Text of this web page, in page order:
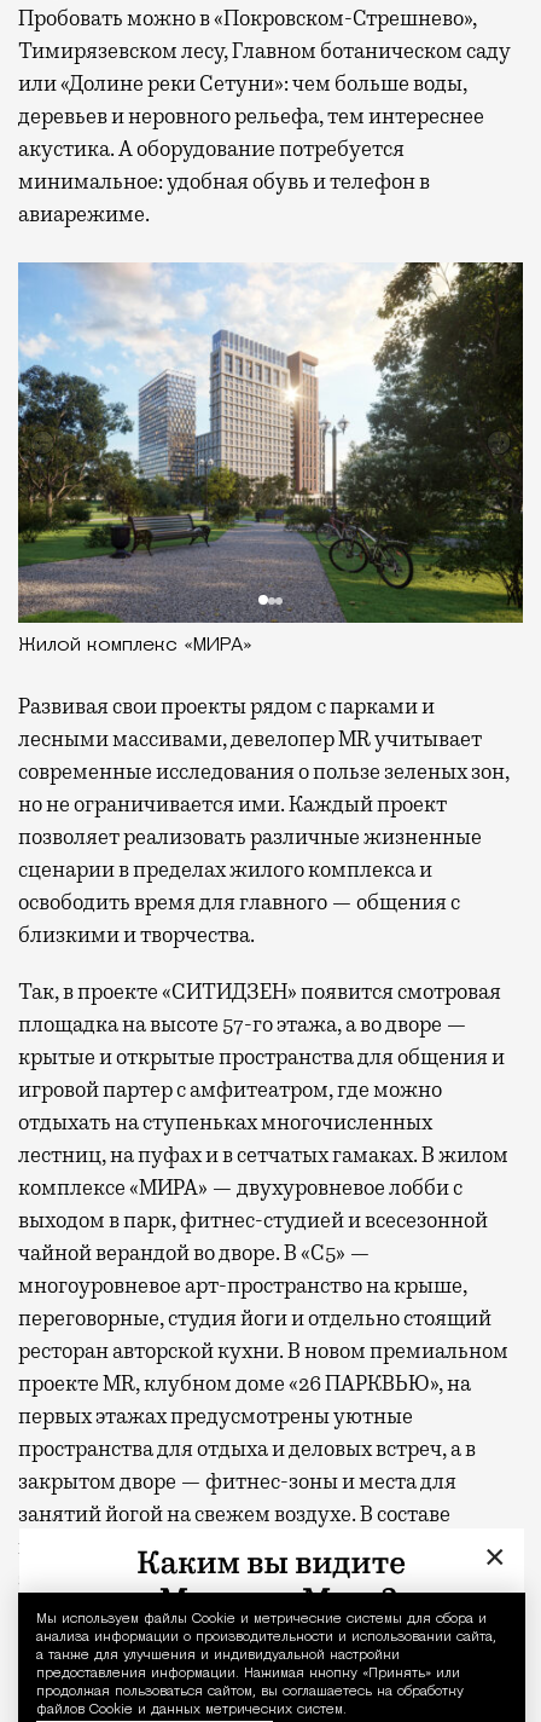
Уведомление
Мы используем файлы Сookie и метрические системы для сбора и
анализа информации о производительности и использовании сайта,
а также для улучшения и индивидуальной настройки
предоставления информации. Нажимая кнопку «Принять» или
продолжая пользоваться сайтом, вы соглашаетесь на обработку
файлов Cookie и данных метрических систем.
Пробовать можно в «Покровском-Стрешнево»,
Тимирязевском лесу, Главном ботаническом саду
или «Долине реки Сетуни»: чем больше воды,
деревьев и неровного рельефа, тем интереснее
акустика. А оборудование потребуется
минимальное: удобная обувь и телефон в
авиарежиме.
Жилой комплекс «МИРА»
Развиваясвои проекты рядом с парками и
лесными массивами, девелопер MR учитывает
современные исследования о пользе зеленых зон,
но не ограничивается ими. Каждый проект
позволяет реализовать различные жизненные
сценарии в пределах жилого комплекса и
освободить время для главного — общения с
близкими и творчества.
Так, в проекте «СИТИДЗЕН» появится смотровая
площадка на высоте 57-го этажа, а во дворе —
крытые и открытые пространства для общения и
игровой партер с амфитеатром, где можно
отдыхать на ступеньках многочисленных
лестниц, на пуфах и в сетчатых гамаках. В жилом
комплексе «МИРА» — двухуровневое лобби с
выходом в парк, фитнес-студией и всесезонной
чайной верандой во дворе. В «С5» —
многоуровневое арт-пространство на крыше,
переговорные, студия йоги и отдельно стоящий
ресторан авторской кухни. В новом премиальном
проекте MR, клубном доме «26 ПАРКВЬЮ», на
первых этажах предусмотрены уютные
пространства для отдыха и деловых встреч, а в
закрытом дворе — фитнес-зоны и места для
занятий йогой на свежем воздухе. В составе
проектов «СЕТ» и «Веер»
первая в Москве
экотропа, встроенная в состав жилых комплексов,
гастрокластер, состоящий из восьми ресторанов и
20 фуд-корнеров, а также спортивный комплекс с
бассейном.
×